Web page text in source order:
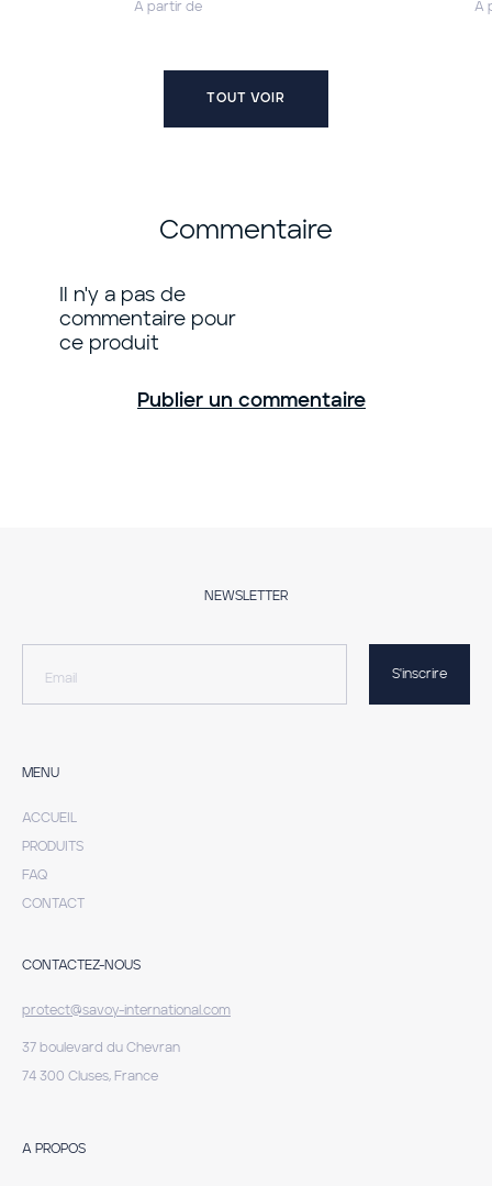
À partir de À
TOUT VOIR
Commentaire
Il n'y a pas de
commentaire pour
ce produit
Publier un commentaire
NEWSLETTER
S'inscrire
MENU
ACCUEIL
PRODUITS
FAQ
CONTACT
CONTACTEZ-NOUS
protect@savoy-international.com
37 boulevard du Chevran
74 300 Cluses, France
A PROPOS